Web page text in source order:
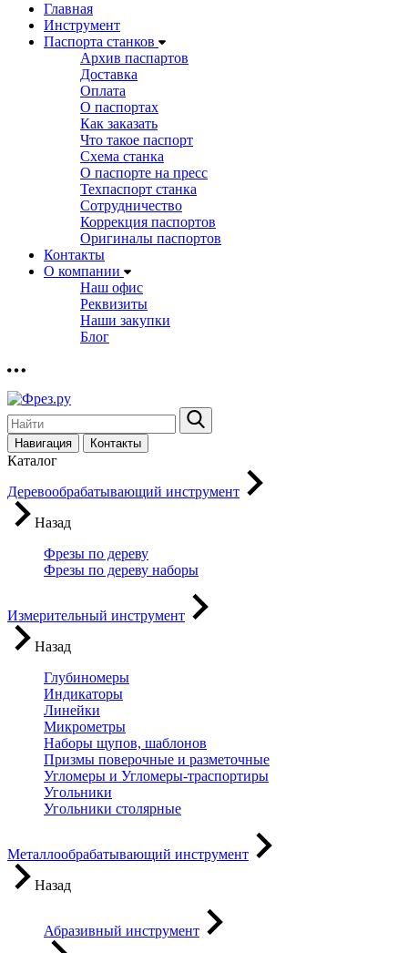
Главная
Инструмент
Паспорта станков
Архив паспартов
Доставка
Оплата
О паспортах
Как заказать
Что такое паспорт
Схема станка
О паспорте на пресс
Техпаспорт станка
Сотрудничество
Коррекция паспортов
Оригиналы паспортов
Контакты
О компании
Наш офис
Реквизиты
Наши закупки
Блог
Навигация Контакты
Каталог
Деревообрабатывающий инструмент
Назад
Фрезы по дереву
Фрезы по дереву наборы
Измерительный инструмент
Назад
Глубиномеры
Индикаторы
Линейки
Микрометры
Наборы щупов, шаблонов
Призмы поверочные и разметочные
Угломеры и Угломеры-траспортиры
Угольники
Угольники столярные
Металлообрабатывающий инструмент
Назад
Абразивный инструмент